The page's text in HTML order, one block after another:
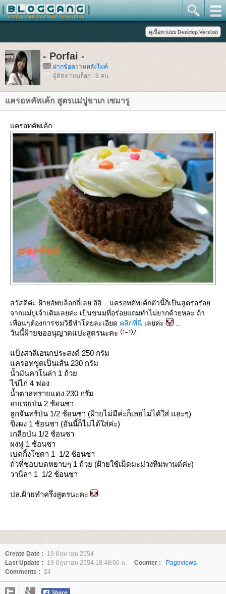
- Porfai -
ฝากข้อความหลังไมค์
ผู้ติดตามบล็อก : 8 คน
ครอทคัพเค้ก สูตรแม่ปูขาเก เซมารู
ครอทคัพเค้ก
สวัสดีค่ะ ฝ้ายอัพบล็อกถี่เลย อิอิ ...แครอทคัพเค้กตัวนี้ก็เป็นสูตรอร่อ
จากแม่ปูเจ้าเดิมเลยค่ะ เป็นขนมที่อร่อยแถมทำไม่ยากด้วยหละ ถ้า
เพื่อนๆต้องการชมวิธีทำโดยละเอียด คลิกที่นี่ เลยค่ะ ..
วันนี้ฝ้ายขออนุญาตแปะสูตรนะคะ
ป้งสาลีเอนกประสงค์ 250 กรัม
ครอทขูดเป็นเส้น 230 กรัม
น้ำมันคาโนล่า 1 ถ้ว
ไข่ไก่ 4 ฟอง
น้ำตาลทรายแดง 230 กรัม
อบเชยป่น 2 ช้อนชา
ลูกจันทร์ป่น 1/2 ช้อนชา (ฝ้ายไม่มีค่ะก็เลยไม่ได้ใส่ แฮะๆ)
ขิงผง 1 ช้อนชา (อันนี้ก็ไม่ได้ใส่ค่ะ)
เกลือป่น 1/2 ช้อนชา
ผงฟู 1 ช้อนชา
เบคกิ้งโซดา 1 1/2 ช้อนชา
ถั่วที่ชอบบดหยาบๆ 1 ถ้วย (ฝ้ายใช้เม็ดมะม่วงหิมพานต์ค่ะ)
วานิลา 1 1/2 ช้อนชา
ปล.ฝ้ายทำครึ่งสูตรนะคะ
Create Date :
19 มิถุนายน 2554
Last Update :
19 มิถุนายน 2554 18:48:06 น. Counter :
Pageviews.
Comments : 24